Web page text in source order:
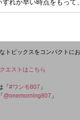
MY AICHI 扶桑町！扶桑町
月～木は重田優平、金は山
トピックスをコンパクトに
エストはこちら
「 #ワンモ807 」
@onemorning807 」